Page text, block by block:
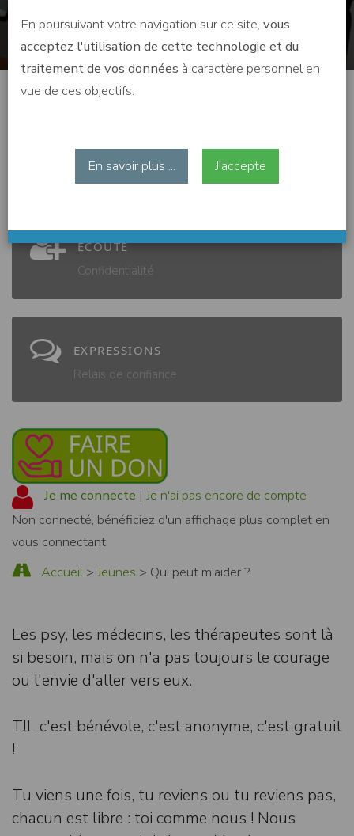
Proximité
ECOUTE
Confidentialité
EXPRESSIONS
Relais de confiance
Je me connecte | Je n'ai pas encore de compte
Non connecté, bénéficiez d'un affichage plus complet en
vous connectant
Accueil > Jeunes > Qui peut m'aider ?
Les psy, les médecins, les thérapeutes sont là
si besoin, mais on n'a pas toujours le courage
ou l'envie d'aller vers eux.
TJL c'est bénévole, c'est anonyme, c'est gratuit
!
Tu viens une fois, tu reviens ou tu reviens pas,
chacun est libre : toi comme nous ! Nous
En poursuivant votre navigation sur ce site, vous
acceptez l'utilisation de cette technologie et du
traitement de vos données à caractère personnel en
vue de ces objectifs.
En savoir plus ... J'accepte